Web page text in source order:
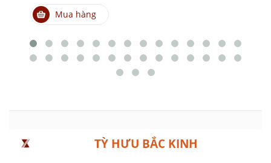
Mua hàng
TỲ HƯU BẮC KINH